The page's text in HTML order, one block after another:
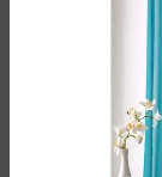
مدت
منازل و